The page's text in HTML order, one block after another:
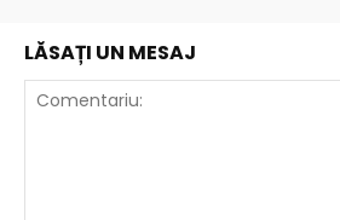
LĂSAȚI UN MESAJ